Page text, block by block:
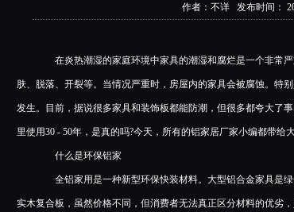
作者：不详 发布时间：
在炎热潮湿的家庭环境中家具的潮湿和腐烂是一个非常严
肤、脱落、开裂等。当情况严重时，房屋内的家具会被腐蚀。特
发生。目前，据说很多家具和装饰板都能防潮，但很多都夸大了
里使用30 - 50年，是真的吗?今天，所有的铝家居厂家小编都带给
什么是环保铝家
全铝家用是一种新型环保快装材料。大型铝合金家具是绿
实木复合板，虽然价格不同，但消费者无法真正区分材料的优劣